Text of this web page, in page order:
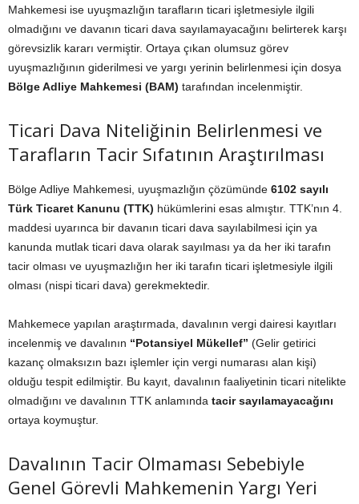
Mahkemesi ise uyuşmazlığın tarafların ticari işletmesiyle ilgili
olmadığını ve davanın ticari dava sayılamayacağını belirterek karşı
görevsizlik kararı vermiştir. Ortaya çıkan olumsuz görev
uyuşmazlığının giderilmesi ve yargı yerinin belirlenmesi için dosya
Bölge Adliye Mahkemesi (BAM) tarafından incelenmiştir.
Ticari Dava Niteliğinin Belirlenmesi ve
Tarafların Tacir Sıfatının Araştırılması
Bölge Adliye Mahkemesi, uyuşmazlığın çözümünde 6102 sayılı
Türk Ticaret Kanunu (TTK) hükümlerini esas almıştır. TTK’nın 4.
maddesi uyarınca bir davanın ticari dava sayılabilmesi için ya
kanunda mutlak ticari dava olarak sayılması ya da her iki tarafın
tacir olması ve uyuşmazlığın her iki tarafın ticari işletmesiyle ilgili
olması (nispi ticari dava) gerekmektedir.
Mahkemece yapılan araştırmada, davalının vergi dairesi kayıtları
incelenmiş ve davalının “Potansiyel Mükellef” (Gelir getirici
kazanç olmaksızın bazı işlemler için vergi numarası alan kişi)
olduğu tespit edilmiştir. Bu kayıt, davalının faaliyetinin ticari nitelikte
olmadığını ve davalının TTK anlamında tacir sayılamayacağını
ortaya koymuştur.
Davalının Tacir Olmaması Sebebiyle
Genel Görevli Mahkemenin Yargı Yeri